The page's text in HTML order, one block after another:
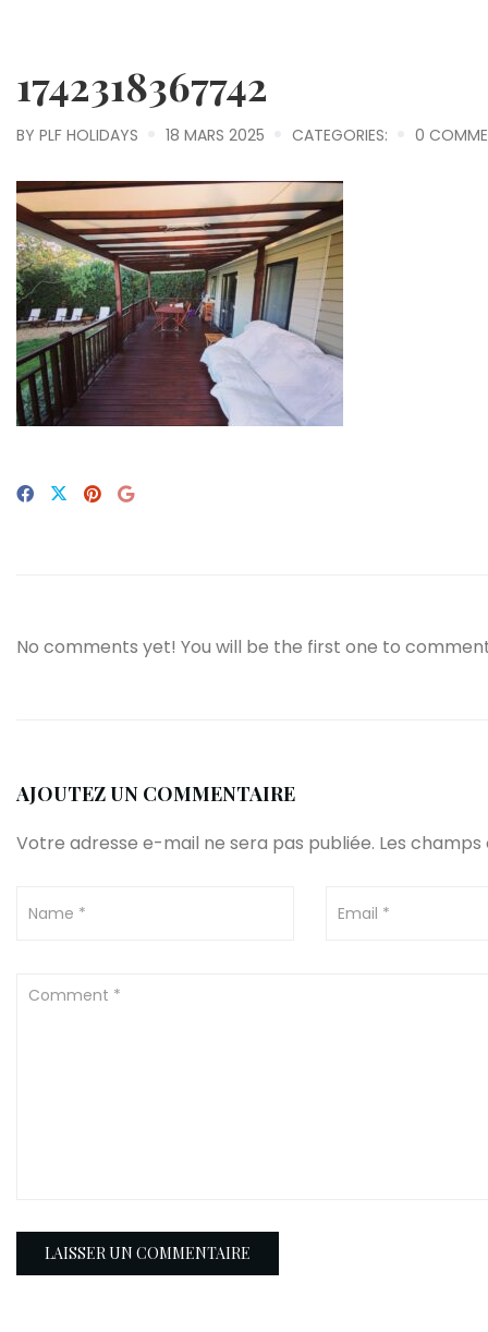
1742318367742
BY PLF HOLIDAYS 18 MARS 2025 CATEGORIES: 0
No comments yet! You will be the first one to
AJOUTEZ UN COMMENTAIRE
Votre adresse e-mail ne sera pas publiée. Les